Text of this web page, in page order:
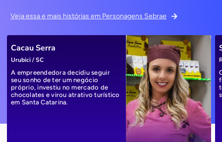
Veja essa e mais histórias em Personagens Sebrae
Cacau Serra
Urubici / SC
A empreendedora decidiu seguir
seu sonho de ter um negócio
próprio, investiu no mercado de
chocolates e virou atrativo turístico
em Santa Catarina.